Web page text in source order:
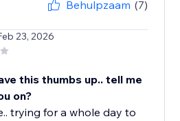
Behulpzaam (7)
23, 2026
this thumbs up.. tell me
on?
trying for a whole day to